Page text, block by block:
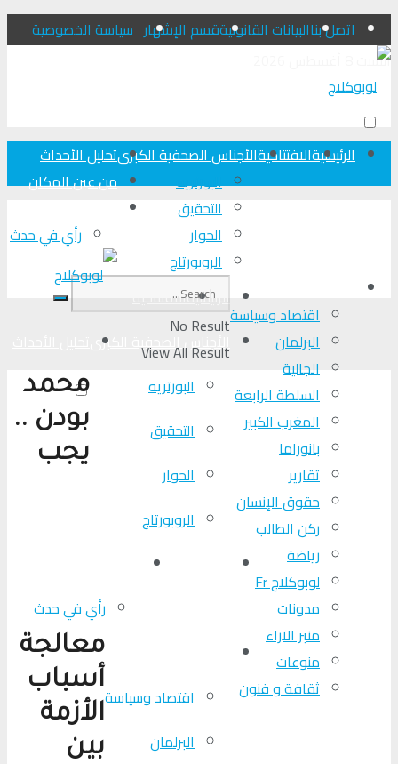
اتصل بناالبيانات القانونيةقسم الإشهار سياسة الخصوصية
السبت 8 أغسطس 2026
الرئيسيةالافتتاحيةالأجناس الصحفية الكبرى
البورتريه
التحقیق
الحوار
الروبورتاج
تحلیل الأحداث
من عين المكان
رأي في حدث
اقتصاد وسياسة
البرلمان
الجالية
السلطة الرابعة
المغرب الكبير
بانوراما
تقارير
حقوق الإنسان
ركن الطالب
رياضة
لوبوكلاج Fr
مدونات
منبر الآراء
منوعات
ثقافة و فنون
No Result
View All Result
الرئيسيةالافتتاحية
الأجناس الصحفية الكبرى
البورتريه
التحقیق
الحوار
الروبورتاج
من عين المكان
رأي في حدث
اقتصاد وسياسة
البرلمان
محمد
بودن ..
يجب
معالجة
أسباب
الأزمة
بين